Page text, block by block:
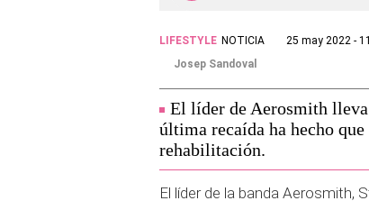
LIFESTYLE NOTICIA
25 may 2022 -
Josep Sandoval
El líder de Aerosmith lleva
última recaída ha hecho
rehabilitación.
El líder de la banda Aerosmith,